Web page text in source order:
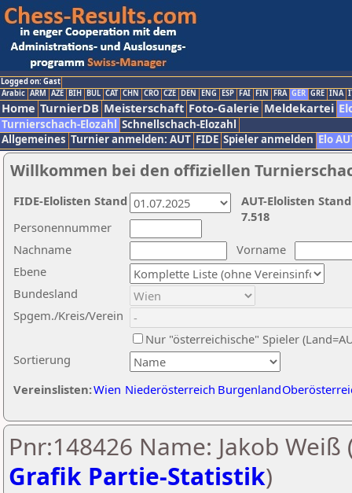
Logged on: Gast
Arabic ARM AZE BIH BUL CAT CHN CRO CZE DEN ENG ESP FAI FIN FRA GER GRE INA
Home TurnierDB Meisterschaft Foto-Galerie Meldekartei
Turnierschach-Elozahl Schnellschach-Elozahl
Allgemeines Turnier anmelden: AUT FIDE Spieler anmelden Elo
Willkommen bei den offiziellen
Nachname
Vorname
Ebene
Sortierung
Personennummer
Bundesland
Spgem./Kreis/Verein
Nur "österreichische" Spieler
Vereinslisten:Wien Niederösterreich Burgenland
AUT-Elolisten
7.518
FIDE-Elolisten Stand
Pnr:148426 Name: Jakob Weiß
Grafik Partie-Statistik)